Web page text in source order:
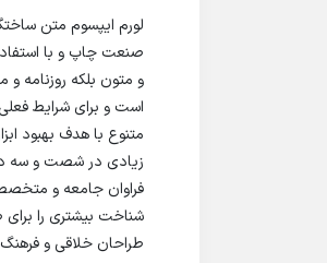
لورم ایپسوم متن
صنعت چاپ و با
و متون بلکه روزنامه
است و برای شرایط فعلی
متنوع با هدف بهبود
زیادی در شصت و سه
فراوان جامعه و
شناخت بیشتری را
طراحان خلاقی و